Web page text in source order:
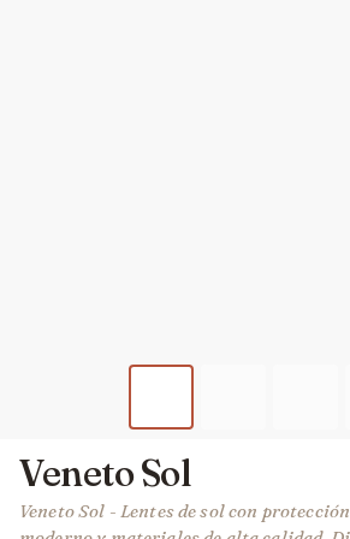
Veneto Sol
Veneto Sol - Lentes de sol con